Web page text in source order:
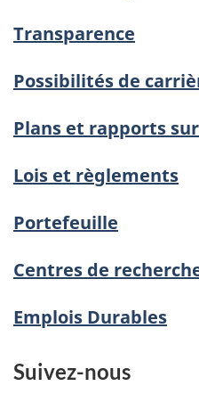
Transparence
Possibilités de
Plans et rapports
Lois et règlements
Portefeuille
Centres de
Emplois Durables
Suivez-nous